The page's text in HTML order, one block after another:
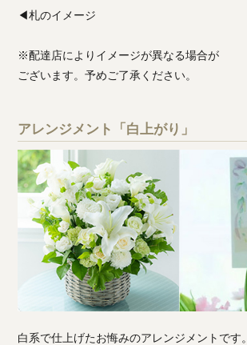
◀札のイメージ
※配達店によりイメージが異なる場合が
ございます。予めご了承ください。
アレンジメント「白上がり」
白系で仕上げたお悔みのアレンジメントです。